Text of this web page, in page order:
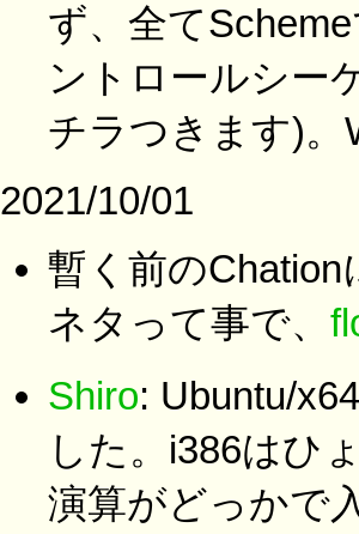
ず、全て
ントロールシー
チラつきます)。
2021/10/01
暫く前の
ネタって事で、
Shiro: Ubuntu/
した。i386はひ
演算がどっかで